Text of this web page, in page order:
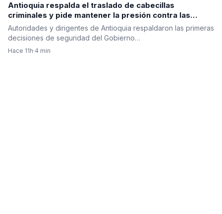
Antioquia respalda el traslado de cabecillas
criminales y pide mantener la presión contra las
estructuras ilegales
Autoridades y dirigentes de Antioquia respaldaron las primeras
decisiones de seguridad del Gobierno…
Hace 11h·4 min